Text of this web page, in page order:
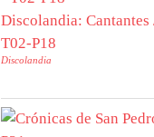
Discolandia:
T02-P18
Discolandia